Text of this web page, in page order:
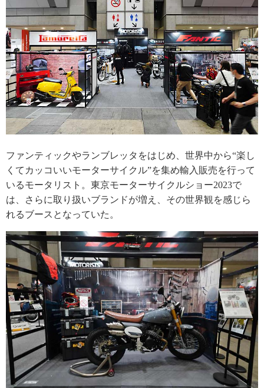
ファンティックやランブレッタをはじめ、世界中から“楽し
くてカッコいいモーターサイクル”を集め輸入販売を行って
いるモータリスト。東京モーターサイクルショー2023で
は、さらに取り扱いブランドが増え、その世界観を感じら
れるブースとなっていた。